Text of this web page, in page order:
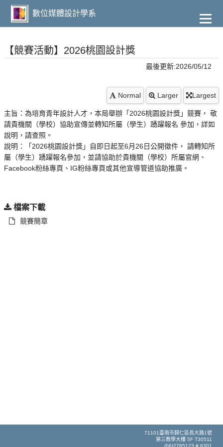
主
要
容
數位媒體設計學系
【競賽活動】2026桃園設計獎
最後更新:2026/05/12
Normal Larger Largest
主旨：為培育青年設計人才，本局舉辦「2026桃園設計獎」競賽， 敬
請貴機關（學校）協助宣傳並轉知所屬（學生）踴躍報名 參加，詳如
說明，請查照。
說明：「2026桃園設計獎」自即日起至6月26日公開徵件， 請轉知所
屬（學生）踴躍報名參加，並請協助於貴機關（學校）所屬官網、
Facebook粉絲專頁、IG粉絲專頁或其他宣導管道協助推廣。
檔案下載
競賽簡章
71101臺南市歸仁區長大路1號
第三教學大樓 5F T30511